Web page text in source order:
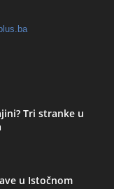
Tri stranke u
u Istočnom